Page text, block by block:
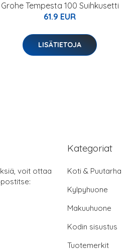
Grohe Tempesta 100 Suihkusetti
61.9 EUR
LISÄTIETOJA
voit ottaa
Kategoriat
Koti & Puutarha
Kylpyhuone
Makuuhuone
Kodin sisustus
Tuotemerkit